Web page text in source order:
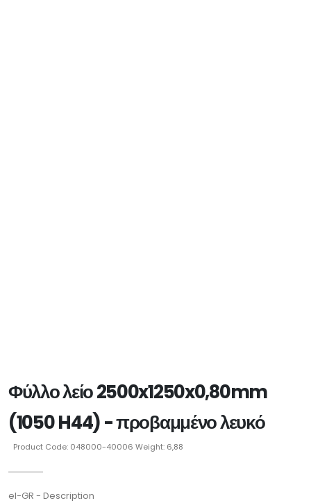
Φύλλο λείο 2500x1250x0,80mm
(1050 H44) - προβαμμένο λευκό
Product Code: 048000-40006 Weight: 6,88
el-GR - Description